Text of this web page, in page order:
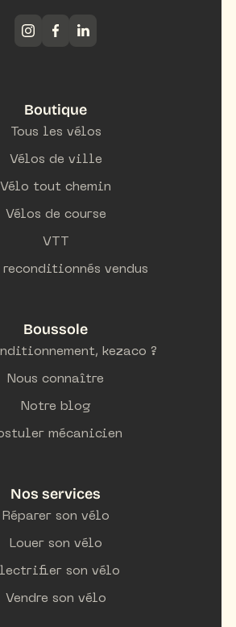
Boutique
Tous les vélos
Vélos de ville
Vélo tout chemin
Vélos de course
VTT
reconditionnés vendus
Boussole
kezaco ?
Nous connaître
Notre blog
mécanicien
Nos services
Réparer son vélo
Louer son vélo
son vélo
Vendre son vélo